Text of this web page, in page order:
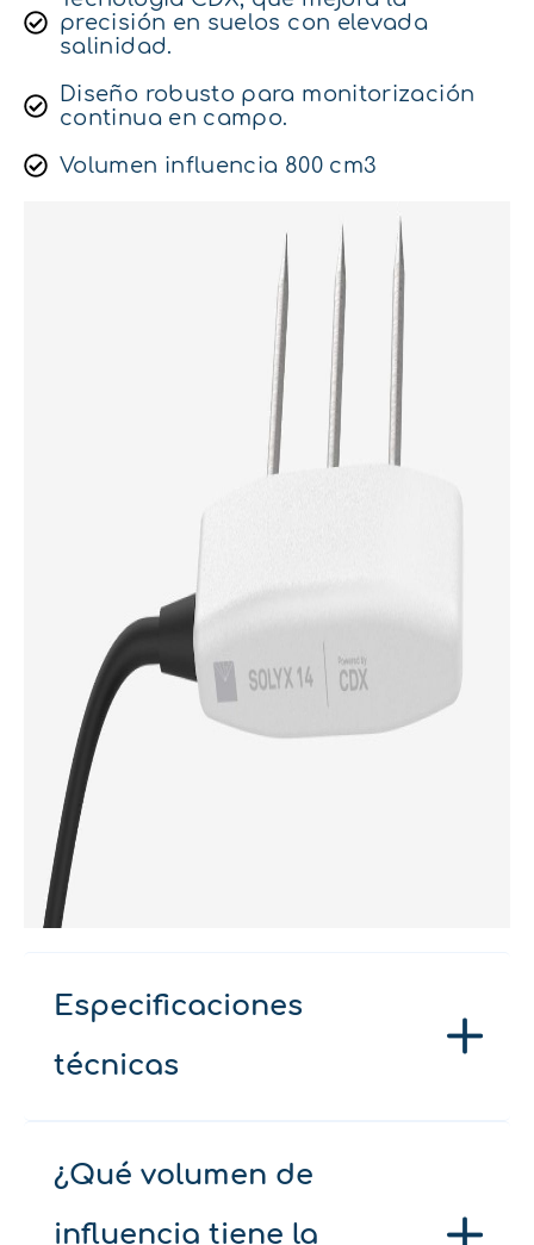
precisión en suelos con elevada
salinidad.
Diseño robusto para monitorización
continua en campo.
Volumen influencia 800 cm3
Especificaciones
técnicas
¿Qué volumen de
influencia tiene la